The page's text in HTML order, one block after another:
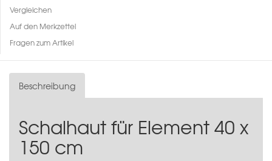
Vergleichen
Auf den Merkzettel
Fragen zum Artikel
Beschreibung
Schalhaut für Element 40 x
150 cm